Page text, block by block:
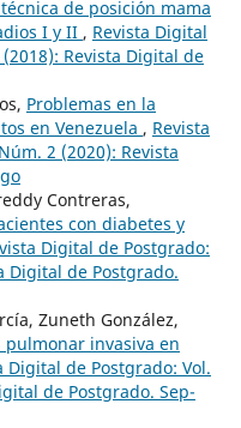
de posición mama
I y II , Revista Digital
Revista Digital de
Problemas en la
en Venezuela , Revista
2 (2020): Revista
Contreras,
con diabetes y
Digital de Postgrado:
Digital de Postgrado.
Zuneth González,
pulmonar invasiva en
Digital de Postgrado: Vol.
de Postgrado. Sep-